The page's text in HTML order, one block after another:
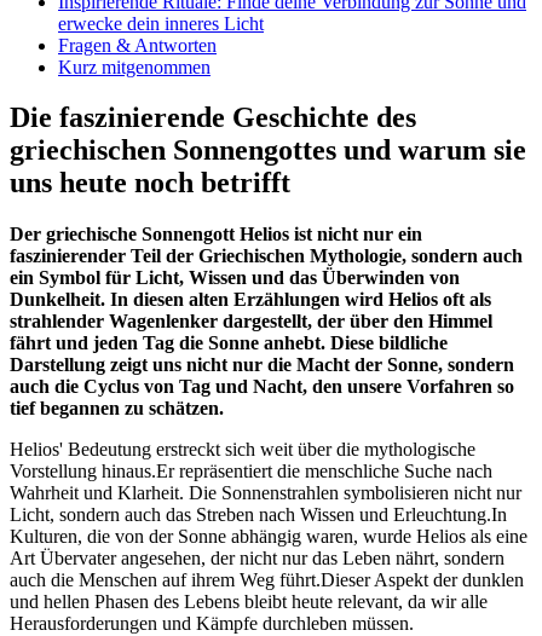
erwecke dein inneres ⁢Licht
Fragen & Antworten
Kurz mitgenommen
Die faszinierende Geschichte des
griechischen Sonnengottes und warum sie
uns heute noch betrifft
Der griechische ⁤Sonnengott ⁤Helios ist⁣ nicht nur ein
faszinierender Teil der Griechischen Mythologie, sondern auch
ein Symbol für Licht, Wissen und das Überwinden von
Dunkelheit. In diesen ⁣alten Erzählungen wird Helios oft als
strahlender Wagenlenker dargestellt, der über den Himmel
fährt und jeden Tag‌ die Sonne anhebt. Diese‌ bildliche
Darstellung zeigt uns nicht nur die Macht ‌der Sonne,‌ sondern
auch die Cyclus von Tag und Nacht, den ​unsere⁤ Vorfahren ‍so
‍tief ⁣begannen‍ zu schätzen.
Helios' Bedeutung ⁤erstreckt‌ sich weit über die⁢ mythologische
Vorstellung‌ hinaus.Er ⁣repräsentiert die menschliche Suche nach
Wahrheit und Klarheit. Die Sonnenstrahlen symbolisieren nicht nur
Licht, ⁢sondern⁢ auch das⁣ Streben⁢ nach Wissen und Erleuchtung.In
⁤Kulturen, die von der ​Sonne ‍abhängig waren, wurde Helios als eine⁤
Art Übervater angesehen, der nicht nur ​das Leben nährt,⁤ sondern
auch die ⁤Menschen auf ihrem Weg führt.Dieser ⁣Aspekt der dunklen
und hellen‍ Phasen des Lebens bleibt heute relevant, da wir alle
Herausforderungen und Kämpfe durchleben müssen.